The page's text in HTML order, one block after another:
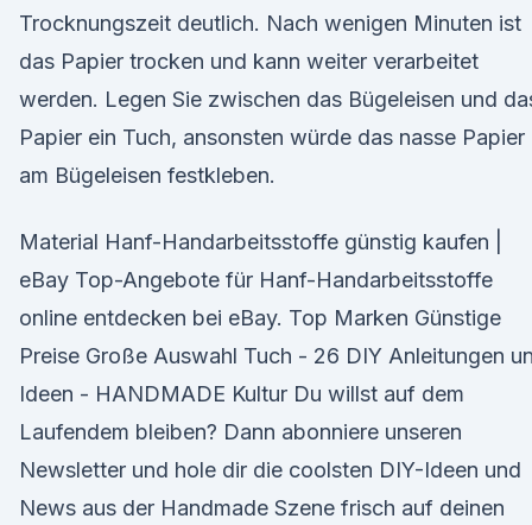
Trocknungszeit deutlich. Nach wenigen Minuten ist
das Papier trocken und kann weiter verarbeitet
werden. Legen Sie zwischen das Bügeleisen und
Papier ein Tuch, ansonsten würde das nasse Papier
am Bügeleisen festkleben.
Material Hanf-Handarbeitsstoffe günstig kaufen |
eBay Top-Angebote für Hanf-Handarbeitsstoffe
online entdecken bei eBay. Top Marken Günstige
Preise Große Auswahl Tuch - 26 DIY Anleitungen
Ideen - HANDMADE Kultur Du willst auf dem
Laufendem bleiben? Dann abonniere unseren
Newsletter und hole dir die coolsten DIY-Ideen und
News aus der Handmade Szene frisch auf deinen